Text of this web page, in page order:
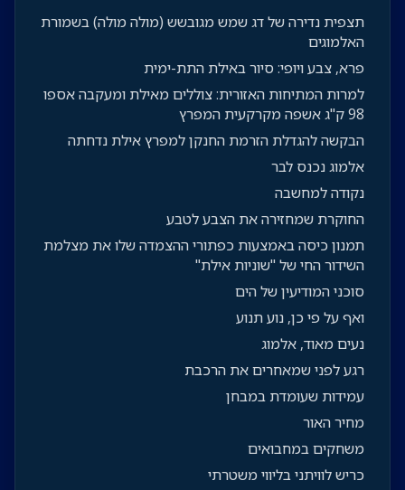
תצפית נדירה של דג שמש מגובשש (מולה מולה) בשמורת
האלמוגים
פרא, צבע ויופי: סיור באילת התת-ימית
למרות המתיחות האזורית: צוללים מאילת ומעקבה אספו
98 ק"ג אשפה מקרקעית המפרץ
הבקשה להגדלת הזרמת החנקן למפרץ אילת נדחתה
אלמוג נכנס לבר
נקודה למחשבה
החוקרת שמחזירה את הצבע לטבע
תמנון כיסה באמצעות כפתורי ההצמדה שלו את מצלמת
השידור החי של "שוניות אילת"
סוכני המודיעין של הים
ואף על פי כן, נוע תנוע
נעים מאוד, אלמוג
רגע לפני שמאחרים את הרכבת
עמידות שעומדת במבחן
מחיר האור
משחקים במחבואים
כריש לוויתני בליווי משטרתי